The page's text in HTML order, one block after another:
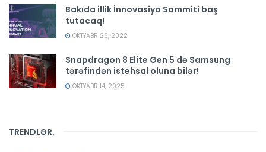
Bakıda illik İnnovasiya Sammiti baş
tutacaq!
OKTYABR 26, 2022
Snapdragon 8 Elite Gen 5 də Samsung
tərəfindən istehsal oluna bilər!
OKTYABR 14, 2025
TRENDLƏR.